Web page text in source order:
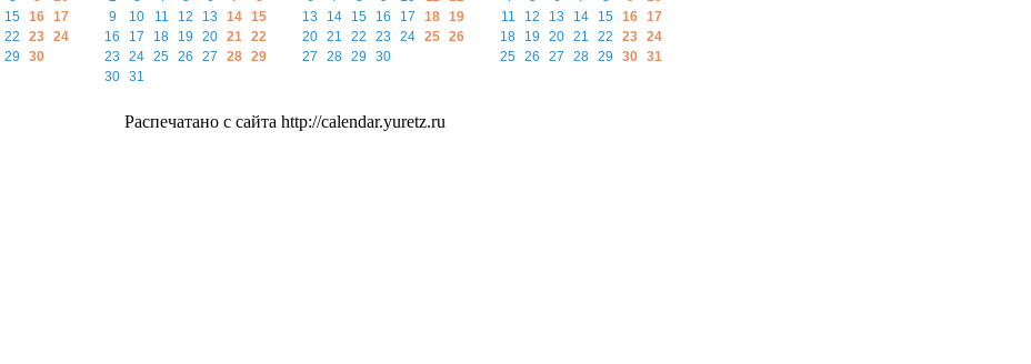
15 16 17
22 23 24
29 30
9
10 11 12 13 14 15
16
17 18 19 20 21 22
23
24 25 26 27 28 29
30 31
13
14 15 16 17 18 19
20 21 22 23 24 25 26
27
28 29 30
11
12 13 14 15 16 17
18
19 20 21 22 23 24
25
26 27 28 29 30 31
Распечатано с сайта http://calendar.yuretz.ru